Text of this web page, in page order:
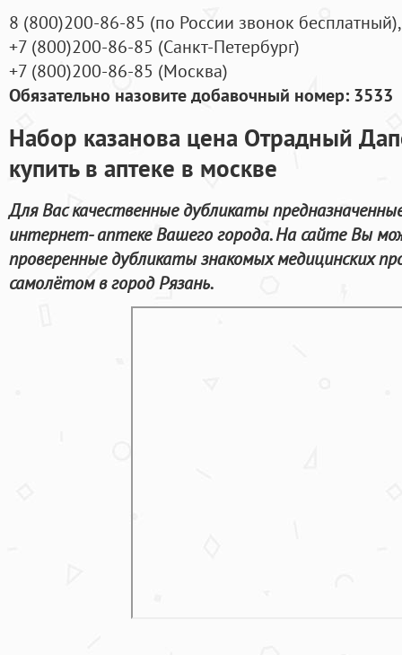
8 (800)200-86-85 (по России звонок бесплатный),
+7 (800)200-86-85 (Санкт-Петербург)
+7 (800)200-86-85 (Москва)
Обязательно назовите добавочный номер: 3533
Набор казанова цена Отрадный
купить в аптеке в москве
Для Вас качественные дубликаты
интернет- аптеке Вашего города. На сайте Вы
проверенные дубликаты знакомых медицинских
самолётом в город Рязань.